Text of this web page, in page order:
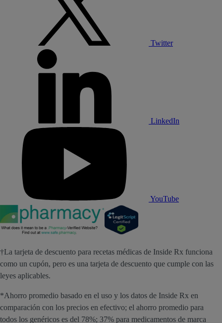
Twitter
LinkedIn
YouTube
†La tarjeta de descuento para recetas médicas de Inside Rx funciona
como un cupón, pero es una tarjeta de descuento que cumple con las
leyes aplicables.
*Ahorro promedio basado en el uso y los datos de Inside Rx en
comparación con los precios en efectivo; el ahorro promedio para
todos los genéricos es del 78%; 37% para medicamentos de marca